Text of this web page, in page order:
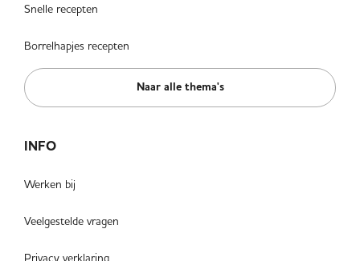
Snelle recepten
Borrelhapjes recepten
Naar alle thema's
INFO
Werken bij
Veelgestelde vragen
Privacy verklaring